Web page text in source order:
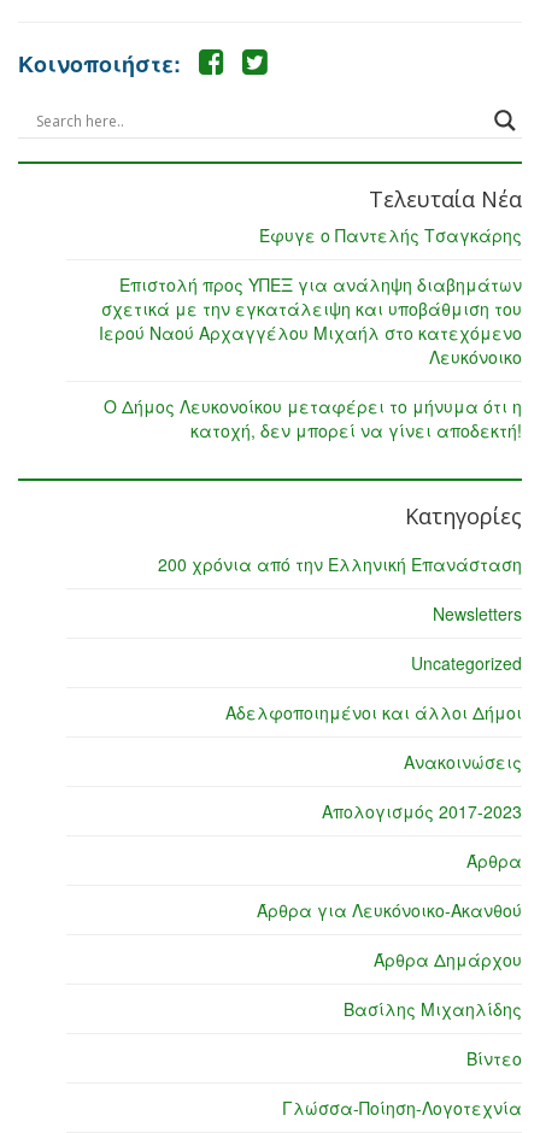
Κοινοποιήστε:
Τελευταία Νέα
Έφυγε ο Παντελής Τσαγκάρης
Επιστολή προς ΥΠΕΞ για ανάληψη διαβημάτων
σχετικά με την εγκατάλειψη και υποβάθμιση του
Ιερού Ναού Αρχαγγέλου Μιχαήλ στο κατεχόμενο
Λευκόνοικο
Ο Δήμος Λευκονοίκου μεταφέρει το μήνυμα ότι η
κατοχή, δεν μπορεί να γίνει αποδεκτή!
Κατηγορίες
200 χρόνια από την Ελληνική Επανάσταση
Newsletters
Uncategorized
Αδελφοποιημένοι και άλλοι Δήμοι
Ανακοινώσεις
Απολογισμός 2017-2023
Άρθρα
Άρθρα για Λευκόνοικο-Ακανθού
Άρθρα Δημάρχου
Βασίλης Μιχαηλίδης
Βίντεο
Γλώσσα-Ποίηση-Λογοτεχνία